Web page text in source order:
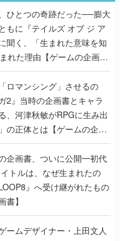
ひとつの奇跡だった──膨大
もに『テイルズ オブ ジ ア
聞く、「生まれた意味を知
れた理由【ゲームの企画
ロマンシング」させるの
2』当時の企画書とキャラ
、河津秋敏がRPGに生み出
の正体とは【ゲームの企画
企画書、ついに公開━初代
トルは、なぜ生まれたの
』へ受け継がれたもの
書】
ームデザイナー・上田文人